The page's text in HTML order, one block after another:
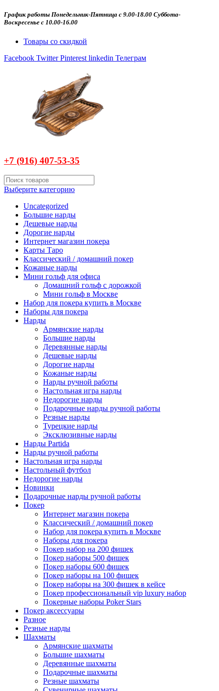
График работы Понедельник-Пятница с 9.00-18.00 Суббота-
Воскресенье с 10.00-16.00
Товары со скидкой
Facebook Twitter Pinterest linkedin Телеграм
+7 (916) 407-53-35
Выберите категорию
Uncategorized
Большие нарды
Дешевые нарды
Дорогие нарды
Интернет магазин покера
Карты Таро
Классический / домашний покер
Кожаные нарды
Мини гольф для офиса
Домашний гольф с дорожкой
Мини гольф в Москве
Набор для покера купить в Москве
Наборы для покера
Нарды
Армянские нарды
Большие нарды
Деревянные нарды
Дешевые нарды
Дорогие нарды
Кожаные нарды
Нарды ручной работы
Настольная игра нарды
Недорогие нарды
Подарочные нарды ручной работы
Резные нарды
Турецкие нарды
Эксклюзивные нарды
Нарды Partida
Нарды ручной работы
Настольная игра нарды
Настольный футбол
Недорогие нарды
Новинки
Подарочные нарды ручной работы
Покер
Интернет магазин покера
Классический / домашний покер
Набор для покера купить в Москве
Наборы для покера
Покер набор на 200 фишек
Покер наборы 500 фишек
Покер наборы 600 фишек
Покер наборы на 100 фишек
Покер наборы на 300 фишек в кейсе
Покер профессиональный vip luxury набор
Покерные наборы Poker Stars
Покер аксессуары
Разное
Резные нарды
Шахматы
Армянские шахматы
Большие шахматы
Деревянные шахматы
Подарочные шахматы
Резные шахматы